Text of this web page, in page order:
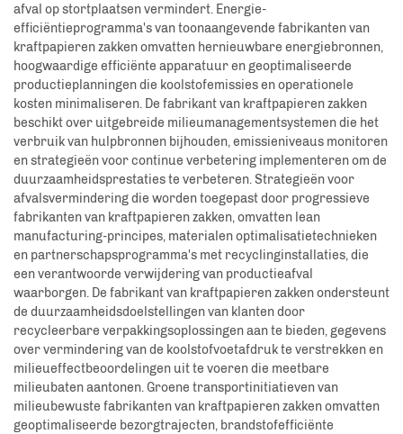
afval op stortplaatsen vermindert. Energie-
efficiëntieprogramma's van toonaangevende fabrikanten van
kraftpapieren zakken omvatten hernieuwbare energiebronnen,
hoogwaardige efficiënte apparatuur en geoptimaliseerde
productieplanningen die koolstofemissies en operationele
kosten minimaliseren. De fabrikant van kraftpapieren zakken
beschikt over uitgebreide milieumanagementsystemen die het
verbruik van hulpbronnen bijhouden, emissieniveaus monitoren
en strategieën voor continue verbetering implementeren om de
duurzaamheidsprestaties te verbeteren. Strategieën voor
afvalsvermindering die worden toegepast door progressieve
fabrikanten van kraftpapieren zakken, omvatten lean
manufacturing-principes, materialen optimalisatietechnieken
en partnerschapsprogramma's met recyclinginstallaties, die
een verantwoorde verwijdering van productieafval
waarborgen. De fabrikant van kraftpapieren zakken ondersteunt
de duurzaamheidsdoelstellingen van klanten door
recycleerbare verpakkingsoplossingen aan te bieden, gegevens
over vermindering van de koolstofvoetafdruk te verstrekken en
milieueffectbeoordelingen uit te voeren die meetbare
milieubaten aantonen. Groene transportinitiatieven van
milieubewuste fabrikanten van kraftpapieren zakken omvatten
geoptimaliseerde bezorgtrajecten, brandstofefficiënte